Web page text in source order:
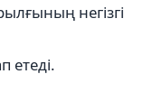
негізгі
етеді.